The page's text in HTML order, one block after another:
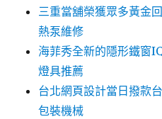
三重當舖榮獲眾多黃金
熱泵維修
海菲秀全新的隱形鐵窗
燈具推薦
台北網頁設計當日撥款
包裝機械